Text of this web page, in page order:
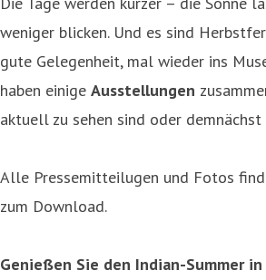
weniger blicken. Und es sind
gute Gelegenheit, mal wieder ins
haben einige Ausstellungen
aktuell zu sehen sind oder
Alle Pressemitteilugen und Fotos
zum Download.
Genießen Sie den Indian-Summer